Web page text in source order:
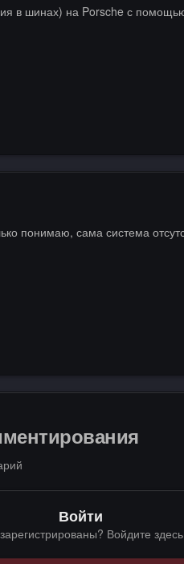
в шинах) на Porsche с
понимаю, сама система
Войти
Войдите